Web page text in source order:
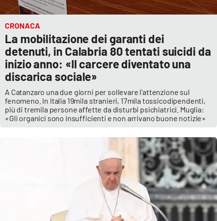
CRONACA
La mobilitazione dei garanti dei
detenuti, in Calabria 80 tentati suicidi da
inizio anno: «Il carcere diventato una
discarica sociale»
A Catanzaro una due giorni per sollevare l'attenzione sul
fenomeno. In Italia 19mila stranieri, 17mila tossicodipendenti,
più di tremila persone affette da disturbi psichiatrici. Muglia:
«Gli organici sono insufficienti e non arrivano buone notizie»